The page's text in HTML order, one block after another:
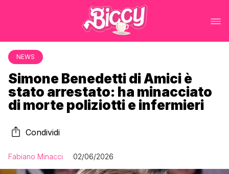
NEWS
Simone Benedetti di Amici è
stato arrestato: ha minacciato
di morte poliziotti e infermieri
Condividi
Fabiano Minacci 02/06/2026